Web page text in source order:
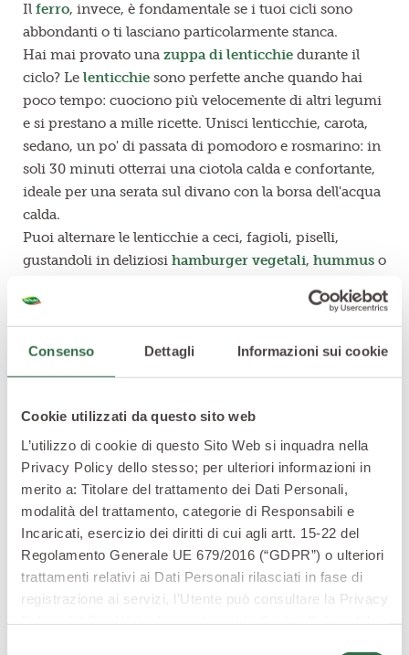
Consenso Dettagli Informazioni sui cookie
Cookie utilizzati da questo sito web
L’utilizzo di cookie di questo Sito Web si inquadra nella
Privacy Policy dello stesso; per ulteriori informazioni in
merito a: Titolare del trattamento dei Dati Personali,
modalità del trattamento, categorie di Responsabili e
Incaricati, esercizio dei diritti di cui agli artt. 15-22 del
Regolamento Generale UE 679/2016 (“GDPR”) o ulteriori
trattamenti relativi ai Dati Personali rilasciati in fase di
registrazione ai servizi, l’Utente può consultare la Privacy
Il ferro, invece, è fondamentale se i tuoi cicli sono
abbondanti o ti lasciano particolarmente stanca.
Hai mai provato una zuppa di lenticchie durante il
ciclo? Le lenticchie sono perfette anche quando hai
poco tempo: cuociono più velocemente di altri legumi
e si prestano a mille ricette. Unisci lenticchie, carota,
sedano, un po' di passata di pomodoro e rosmarino: in
soli 30 minuti otterrai una ciotola calda e confortante,
ideale per una serata sul divano con la borsa dell'acqua
calda.
Puoi alternare le lenticchie a ceci, fagioli, piselli,
gustandoli in deliziosi hamburger vegetali, hummus o
gustosa
oppure prova iPiatti
pronti vegetali Riso basmati, lenticchie, bocconcini e
salsa di soia di Valfrutta: un gustoso mix fonte di fibre
e proteine, 100% vegetale!
insieme formano un profilo proteico più completo e
bilanciato!
Come pianificare i pasti in “quel
periodo no”
Quando il ciclo è particolarmente impegnativo e ti
senti senza energia,pianificare i pastipuò fare una